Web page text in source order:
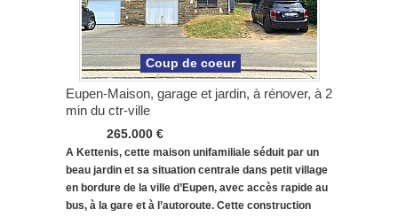
Coup de coeur
Eupen-Maison, garage et jardin, à rénover, à 2
min du ctr-ville
265.000 €
A Kettenis, cette maison unifamiliale séduit par un
beau jardin et sa situation centrale dans petit village
en bordure de la ville d’Eupen, avec accès rapide au
bus, à la gare et à l’autoroute. Cette construction